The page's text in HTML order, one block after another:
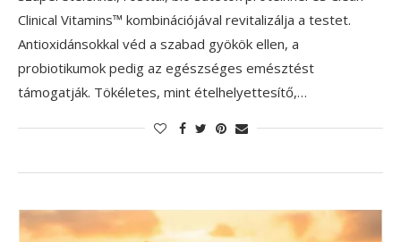
Clinical Vitamins™ kombinációjával revitalizálja a testet.
Antioxidánsokkal véd a szabad gyökök ellen, a
probiotikumok pedig az egészséges emésztést
támogatják. Tökéletes, mint ételhelyettesítő,…